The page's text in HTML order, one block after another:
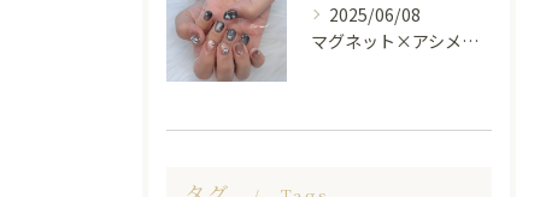
2025/06/08
マグネット×アシメシルバー nail🤍🩶